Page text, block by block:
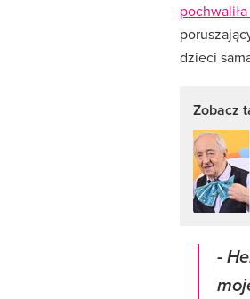
dzieci
Zobacz
-